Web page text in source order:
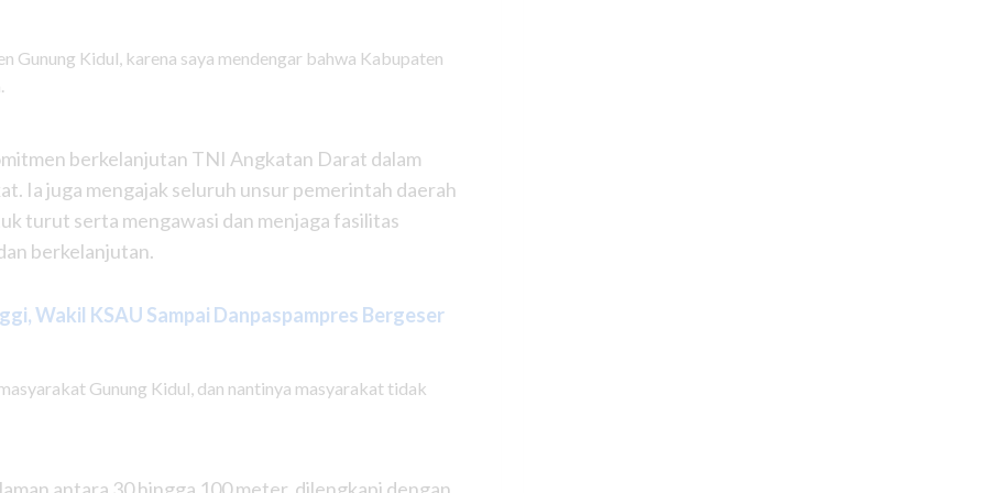
Gunung Kidul, karena saya mendengar bahwa Kabupaten
berkelanjutan TNI Angkatan Darat dalam
Ia juga mengajak seluruh unsur pemerintah daerah
turut serta mengawasi dan menjaga fasilitas
berkelanjutan.
Wakil KSAU Sampai Danpaspampres Bergeser
Gunung Kidul, dan nantinya masyarakat tidak